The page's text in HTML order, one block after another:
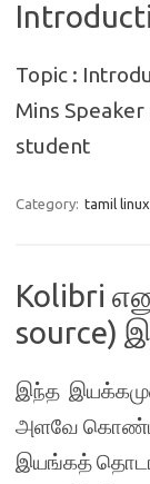
Topic :
Mins Speaker
student
Category: tamil
Kolibri
source)
இந்த
அளவே
இயங்கத்